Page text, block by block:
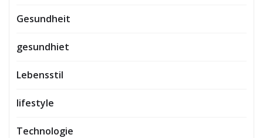
Gesundheit
gesundhiet
Lebensstil
lifestyle
Technologie